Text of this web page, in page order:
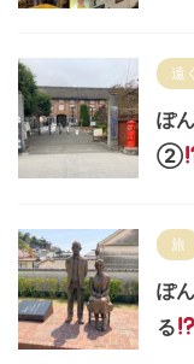
遠
ぽ
②
旅
ぽ
る